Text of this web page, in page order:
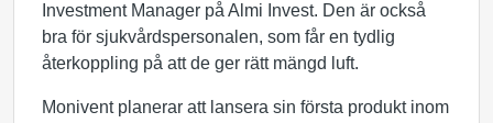
Investment Manager på Almi Invest. Den är också
bra för sjukvårdspersonalen, som får en tydlig
återkoppling på att de ger rätt mängd luft.
Monivent planerar att lansera sin första produkt inom